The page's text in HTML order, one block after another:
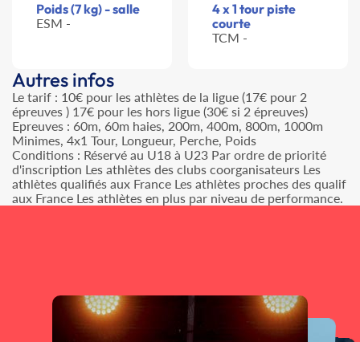
Poids (7 kg) - salle
ESM -
4 x 1 tour piste
courte
TCM -
Autres infos
Le tarif : 10€ pour les athlètes de la ligue (17€ pour 2
épreuves ) 17€ pour les hors ligue (30€ si 2 épreuves)
Epreuves : 60m, 60m haies, 200m, 400m, 800m, 1000m
Minimes, 4x1 Tour, Longueur, Perche, Poids
Conditions : Réservé au U18 à U23 Par ordre de priorité
d'inscription Les athlètes des clubs coorganisateurs Les
athlètes qualifiés aux France Les athlètes proches des qualif
aux France Les athlètes en plus par niveau de performance.